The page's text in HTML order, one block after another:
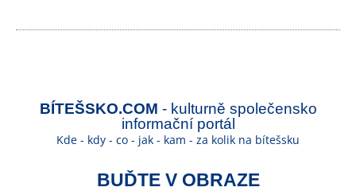
BÍTEŠSKO.COM - kulturně společensko
informační portál
Kde - kdy - co - jak - kam - za kolik na bítešsku
BUĎTE V OBRAZE